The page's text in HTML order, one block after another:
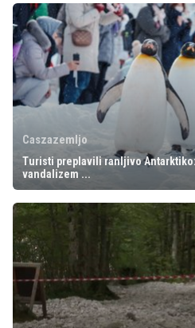
Caszazemljo
Turisti preplavili ranljivo
vandalizem ...